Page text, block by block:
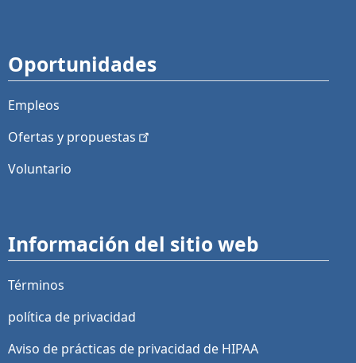
Oportunidades
Empleos
Ofertas y propuestas
Voluntario
Información del sitio web
Términos
política de privacidad
Aviso de prácticas de privacidad de HIPAA